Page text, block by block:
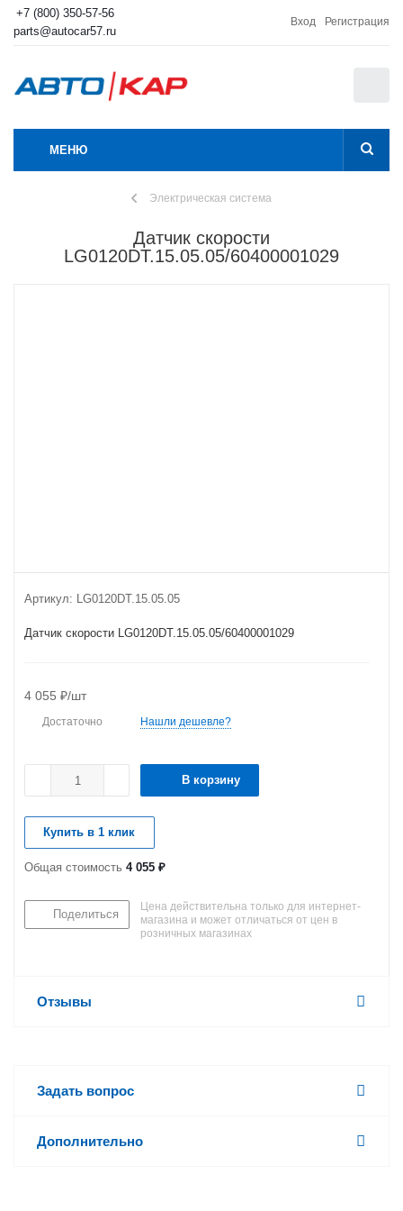
+7 (800) 350-57-56
parts@autocar57.ru
Вход Регистрация
МЕНЮ
Электрическая система
Датчик скорости
LG0120DT.15.05.05/60400001029
Артикул: LG0120DT.15.05.05
Датчик скорости LG0120DT.15.05.05/60400001029
4 055 ₽/шт
Достаточно Нашли дешевле?
В корзину
Купить в 1 клик
Общая стоимость 4 055 ₽
Поделиться
Цена действительна только для интернет-
магазина и может отличаться от цен в
розничных магазинах
Отзывы
Задать вопрос
Дополнительно